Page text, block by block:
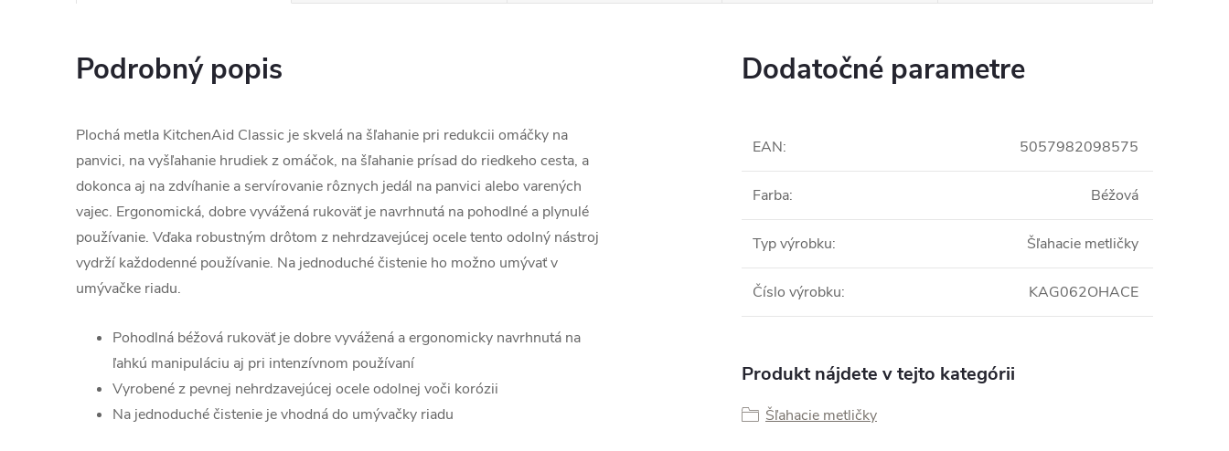
Podrobný popis
Plochá metla KitchenAid Classic je skvelá na šľahanie pri redukcii omáčky na
panvici, na vyšľahanie hrudiek z omáčok, na šľahanie prísad do riedkeho cesta, a
dokonca aj na zdvíhanie a servírovanie rôznych jedál na panvici alebo varených
vajec. Ergonomická, dobre vyvážená rukoväť je navrhnutá na pohodlné a plynulé
používanie. Vďaka robustným drôtom z nehrdzavejúcej ocele tento odolný nástroj
vydrží každodenné používanie. Na jednoduché čistenie ho možno umývať v
umývačke riadu.
Pohodlná béžová rukoväť je dobre vyvážená a ergonomicky navrhnutá na
ľahkú manipuláciu aj pri intenzívnom používaní
Vyrobené z pevnej nehrdzavejúcej ocele odolnej voči korózii
Na jednoduché čistenie je vhodná do umývačky riadu
Dodatočné parametre
EAN: 5057982098575
Farba: Béžová
Typ výrobku: Šľahacie metličky
Číslo výrobku: KAG062OHACE
Produkt nájdete v tejto kategórii
Šľahacie metličky